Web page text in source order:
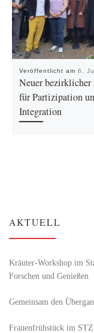
Veröffentlicht am 6.
Neuer bezirklicher
für Partizipation
Integration
AKTUELL
Kräuter-Workshop im
Forschen und Genießen
Gemeinsam den
Frauenfrühstück im